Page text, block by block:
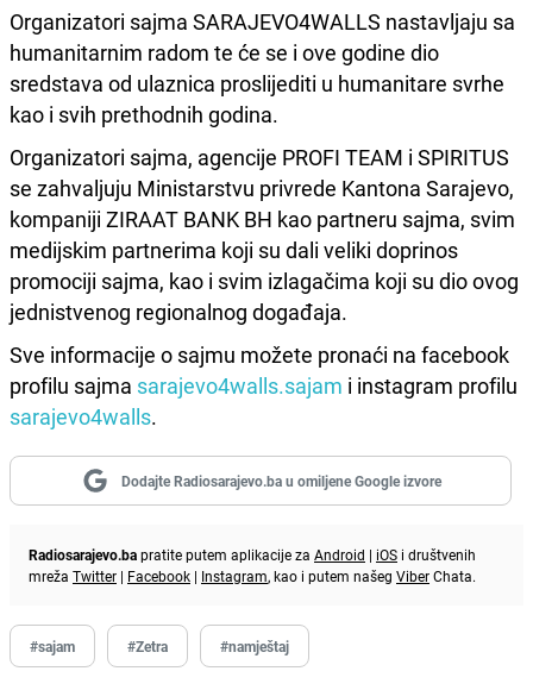
Organizatori sajma SARAJEVO4WALLS nastavljaju sa
humanitarnim radom te će se i ove godine dio
sredstava od ulaznica proslijediti u humanitare svrhe
kao i svih prethodnih godina.
Organizatori sajma, agencije PROFI TEAM i SPIRITUS
se zahvaljuju Ministarstvu privrede Kantona Sarajevo,
kompaniji ZIRAAT BANK BH kao partneru sajma, svim
medijskim partnerima koji su dali veliki doprinos
promociji sajma, kao i svim izlagačima koji su dio ovog
jednistvenog regionalnog događaja.
Sve informacije o sajmu možete pronaći na facebook
profilu sajma sarajevo4walls.sajam i instagram profilu
sarajevo4walls.
Dodajte Radiosarajevo.ba u omiljene Google izvore
Radiosarajevo.bapratite putem aplikacije za Android | iOS i društvenih
mreža Twitter | Facebook | Instagram, kao i putem našeg ViberChata.
#sajam #Zetra #namještaj